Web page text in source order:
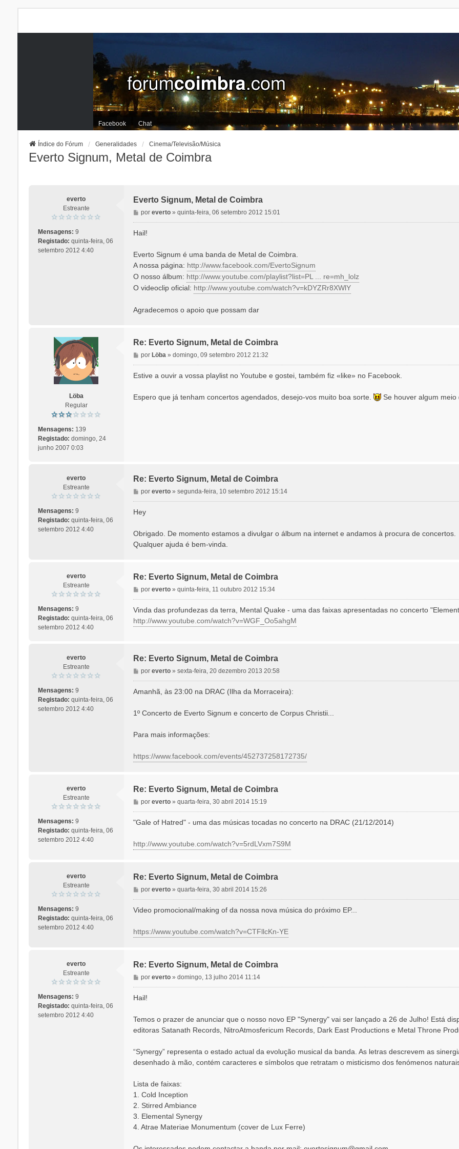
Facebook Chat
Índice do Fórum Generalidades Cinema/Televisão/Música
Everto Signum, Metal de Coimbra
everto
Estreante
Mensagens: 9
Registado: quinta-feira, 06
setembro 2012 4:40
Everto Signum, Metal de Coimbra
M
e
g
e
m
poreverto »quinta-feira, 06 setembro 2012 15:01
Hail!
Everto Signum é uma banda de Metal de Coimbra.
A nossa página: http://www.facebook.com/EvertoSignum
O nosso álbum: http://www.youtube.com/playlist?list=PL ... re=mh_lolz
O videoclip oficial: http://www.youtube.com/watch?v=kDYZRr8XWlY
Agradecemos o apoio que possam dar
Löba
Regular
Mensagens: 139
Registado: domingo, 24
junho 2007 0:03
Re: Everto Signum, Metal de Coimbra
M
e
n
g
porLöba »domingo, 09 setembro 2012 21:32
Estive a ouvir a vossa playlist no Youtube e gostei, também fiz «like» no Facebook.
Espero que já tenham concertos agendados, desejo-vos muito boa sorte. Se houver algum meio
everto
Estreante
Mensagens: 9
Registado: quinta-feira, 06
setembro 2012 4:40
Re: Everto Signum, Metal de Coimbra
M
e
g
e
poreverto »segunda-feira, 10 setembro 2012 15:14
Hey
Obrigado. De momento estamos a divulgar o álbum na internet e andamos à procura de concertos.
Qualquer ajuda é bem-vinda.
everto
Estreante
Mensagens: 9
Registado: quinta-feira, 06
setembro 2012 4:40
Re: Everto Signum, Metal de Coimbra
M
e
n
a
poreverto »quinta-feira, 11 outubro 2012 15:34
Vinda das profundezas da terra, Mental Quake - uma das faixas apresentadas no concerto
http://www.youtube.com/watch?v=WGF_Oo5ahgM
everto
Estreante
Mensagens: 9
Registado: quinta-feira, 06
setembro 2012 4:40
Re: Everto Signum, Metal de Coimbra
M
e
g
m
poreverto »sexta-feira, 20 dezembro 2013 20:58
Amanhã, às 23:00 na DRAC (Ilha da Morraceira):
1º Concerto de Everto Signum e concerto de Corpus Christii...
Para mais informações:
https://www.facebook.com/events/452737258172735/
everto
Estreante
Mensagens: 9
Registado: quinta-feira, 06
setembro 2012 4:40
Re: Everto Signum, Metal de Coimbra
M
e
n
g
poreverto »quarta-feira, 30 abril 2014 15:19
"Gale of Hatred" - uma das músicas tocadas no concerto na DRAC (21/12/2014)
http://www.youtube.com/watch?v=5rdLVxm7S9M
everto
Estreante
Mensagens: 9
Registado: quinta-feira, 06
setembro 2012 4:40
Re: Everto Signum, Metal de Coimbra
M
e
n
g
poreverto »quarta-feira, 30 abril 2014 15:26
Video promocional/making of da nossa nova música do próximo EP...
https://www.youtube.com/watch?v=CTFllcKn-YE
everto
Estreante
Mensagens: 9
Registado: quinta-feira, 06
setembro 2012 4:40
Re: Everto Signum, Metal de Coimbra
M
e
g
e
poreverto »domingo, 13 julho 2014 11:14
Hail!
Temos o prazer de anunciar que o nosso novo EP "Synergy" vai ser lançado a 26 de Julho! Está
editoras Satanath Records, NitroAtmosfericum Records, Dark East Productions e Metal Throne
“Synergy” representa o estado actual da evolução musical da banda. As letras descrevem as
desenhado à mão, contém caracteres e símbolos que retratam o misticismo dos fenómenos
Lista de faixas:
1. Cold Inception
2. Stirred Ambiance
3. Elemental Synergy
4. Atrae Materiae Monumentum (cover de Lux Ferre)